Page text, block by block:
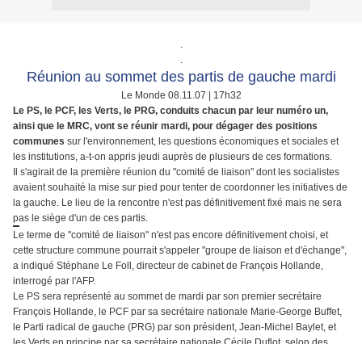
.
.
Réunion au sommet des partis de gauche mardi
Le Monde 08.11.07 | 17h32
Le PS, le PCF, les Verts, le PRG, conduits chacun par leur numéro un,
ainsi que le MRC, vont se réunir mardi, pour dégager des positions
communes sur l'environnement, les questions économiques et sociales et
les institutions, a-t-on appris jeudi auprès de plusieurs de ces formations.
Il s'agirait de la première réunion du "comité de liaison" dont les socialistes
avaient souhaité la mise sur pied pour tenter de coordonner les initiatives de
la gauche. Le lieu de la rencontre n'est pas définitivement fixé mais ne sera
pas le siège d'un de ces partis.
Le terme de "comité de liaison" n'est pas encore définitivement choisi, et
cette structure commune pourrait s'appeler "groupe de liaison et d'échange",
a indiqué Stéphane Le Foll, directeur de cabinet de François Hollande,
interrogé par l'AFP.
Le PS sera représenté au sommet de mardi par son premier secrétaire
François Hollande, le PCF par sa secrétaire nationale Marie-George Buffet,
le Parti radical de gauche (PRG) par son président, Jean-Michel Baylet, et